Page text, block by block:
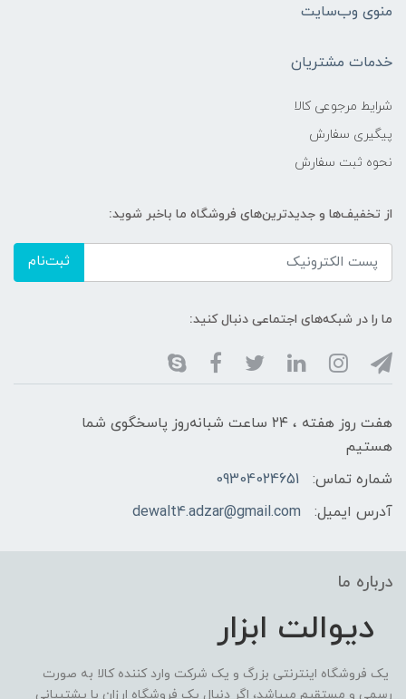
منوی وب‌سایت
خدمات مشتریان
شرایط مرجوعی کالا
پیگیری سفارش
نحوه ثبت سفارش
از تخفیف‌ها و جدیدترین‌های فروشگاه ما باخبر شوید:
ثبت‌نام
ما را در شبکه‌های اجتماعی دنبال کنید:
هفت روز هفته ، ۲۴ ساعت شبانه‌روز پاسخگوی شما
هستیم
شماره تماس:
09304024651
آدرس ایمیل:
dewalt4.adzar@gmail.com
درباره ما
دیوالت ابزار
یک فروشگاه اینترنتی بزرگ و یک شرکت وارد کننده کالا به صورت
رسمی و مستقیم میباشد، اگر دنبال یک فروشگاه ارزان با پشتیبانی